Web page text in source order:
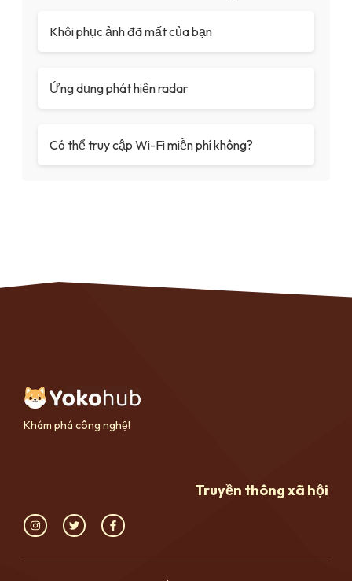
Khôi phục ảnh đã mất của bạn
Ứng dụng phát hiện radar
Có thể truy cập Wi-Fi miễn phí không?
Khám phá công nghệ!
Truyền thông xã hội